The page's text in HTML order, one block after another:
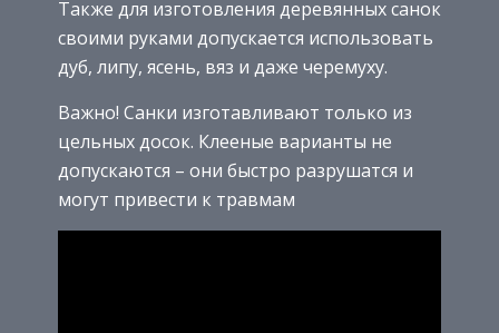
Также для изготовления деревянных санок
своими руками допускается использовать
дуб, липу, ясень, вяз и даже черемуху.
Важно! Санки изготавливают только из
цельных досок. Клееные варианты не
допускаются – они быстро разрушатся и
могут привести к травмам